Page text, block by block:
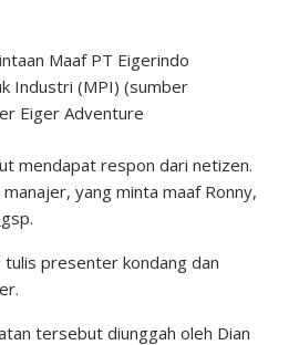
Maaf PT Eigerindo
Industri (MPI) (sumber
Eiger Adventure
mendapat respon dari netizen.
yang minta maaf Ronny,
tulis presenter kondang dan
tersebut diunggah oleh Dian